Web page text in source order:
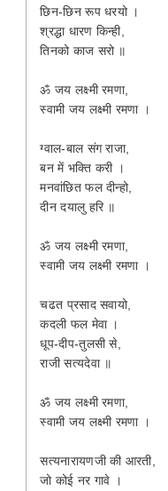
छिन-छिन रूप धरयो ।
श्रद्धा धारण किन्ही,
तिनको काज सरो ॥
ॐ जय लक्ष्मी रमणा,
स्वामी जय लक्ष्मी रमणा ।
ग्वाल-बाल संग राजा,
बन में भक्ति करी ।
मनवांछित फल दीन्हो,
दीन दयालु हरि ॥
ॐ जय लक्ष्मी रमणा,
स्वामी जय लक्ष्मी रमणा ।
चढत प्रसाद सवायो,
कदली फल मेवा ।
धूप-दीप-तुलसी से,
राजी सत्यदेवा ॥
ॐ जय लक्ष्मी रमणा,
स्वामी जय लक्ष्मी रमणा ।
सत्यनारायणजी की आरती,
जो कोई नर गावे ।